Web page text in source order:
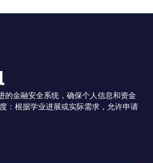
的金融安全系统，确保个人信息和资金
：根据学业进展或实际需求，允许申请